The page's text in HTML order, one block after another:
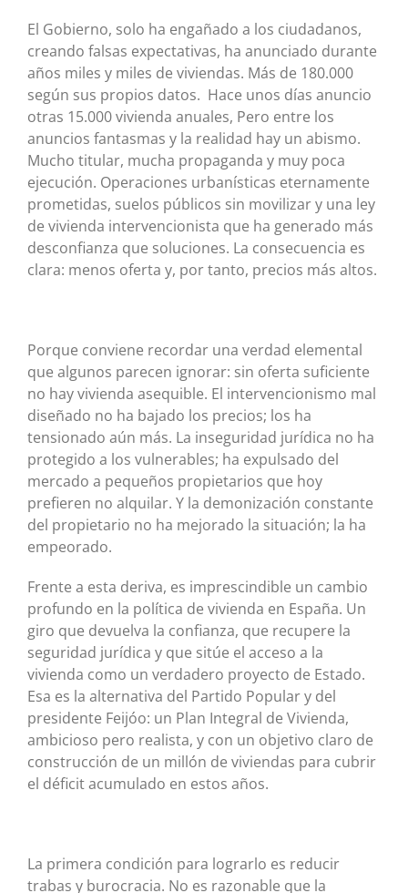
El Gobierno, solo ha engañado a los ciudadanos,
creando falsas expectativas, ha anunciado durante
años miles y miles de viviendas. Más de 180.000
según sus propios datos. Hace unos días anuncio
otras 15.000 vivienda anuales, Pero entre los
anuncios fantasmas y la realidad hay un abismo.
Mucho titular, mucha propaganda y muy poca
ejecución. Operaciones urbanísticas eternamente
prometidas, suelos públicos sin movilizar y una ley
de vivienda intervencionista que ha generado más
desconfianza que soluciones. La consecuencia es
clara: menos oferta y, por tanto, precios más altos.
Porque conviene recordar una verdad elemental
que algunos parecen ignorar: sin oferta suficiente
no hay vivienda asequible. El intervencionismo mal
diseñado no ha bajado los precios; los ha
tensionado aún más. La inseguridad jurídica no ha
protegido a los vulnerables; ha expulsado del
mercado a pequeños propietarios que hoy
prefieren no alquilar. Y la demonización constante
del propietario no ha mejorado la situación; la ha
empeorado.
Frente a esta deriva, es imprescindible un cambio
profundo en la política de vivienda en España. Un
giro que devuelva la confianza, que recupere la
seguridad jurídica y que sitúe el acceso a la
vivienda como un verdadero proyecto de Estado.
Esa es la alternativa del Partido Popular y del
presidente Feijóo: un Plan Integral de Vivienda,
ambicioso pero realista, y con un objetivo claro de
construcción de un millón de viviendas para cubrir
el déficit acumulado en estos años.
La primera condición para lograrlo es reducir
trabas y burocracia. No es razonable que la